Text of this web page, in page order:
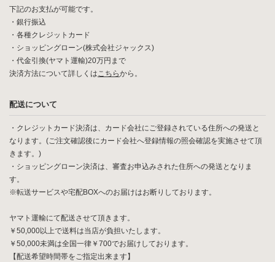
下記のお支払が可能です。
・銀行振込
・各種クレジットカード
・ショッピングローン(株式会社ジャックス)
・代金引換(ヤマト運輸)20万円まで
決済方法について詳しくはこちらから。
配送について
・クレジットカード決済は、カード会社にご登録されている住所への発送と
なります。(ご注文確認後にカード会社へ登録情報の照会確認を実施させて頂
きます。)
・ショッピングローン決済は、審査お申込みされた住所への発送となりま
す。
※転送サービスや宅配BOXへのお届けはお断りしております。
ヤマト運輸にて配送させて頂きます。
￥50,000以上で送料は当店が負担いたします。
￥50,000未満は全国一律￥700でお届けしております。
【配送希望時間帯をご指定出来ます】